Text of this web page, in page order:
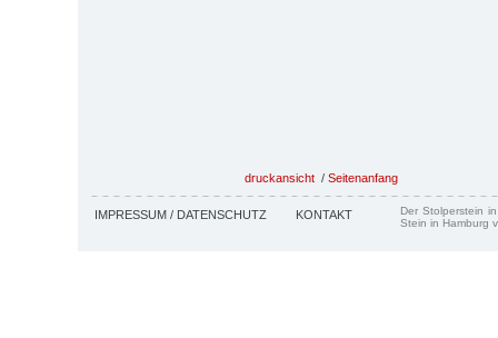
druckansicht / Seitenanfang
IMPRESSUM / DATENSCHUTZ KONTAKT
Der Stolperstein
Stein in Hamburg